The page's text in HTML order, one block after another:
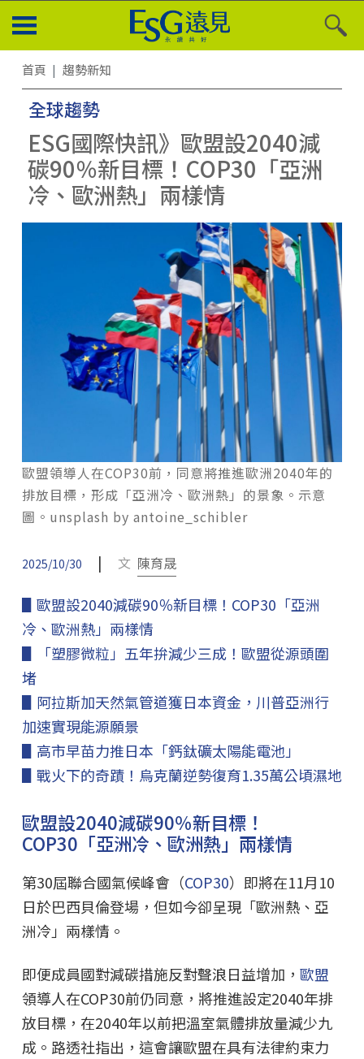
首頁 趨勢新知
全球趨勢
ESG國際快訊》歐盟設2040減
碳90％新目標！COP30「亞洲
冷、歐洲熱」兩樣情
歐盟領導人在COP30前，同意將推進歐洲2040年的
排放目標，形成「亞洲冷、歐洲熱」的景象。示意
圖。unsplash by antoine_schibler
2025/10/30 | 文 陳育晟
▋歐盟設2040減碳90％新目標！COP30「亞洲
冷、歐洲熱」兩樣情
▋「塑膠微粒」五年拚減少三成！歐盟從源頭圍
堵
▋阿拉斯加天然氣管道獲日本資金，川普亞洲行
加速實現能源願景
▋高市早苗力推日本「鈣鈦礦太陽能電池」
▋戰火下的奇蹟！烏克蘭逆勢復育1.35萬公頃濕地
歐盟設2040減碳90％新目標！
COP30「亞洲冷、歐洲熱」兩樣情
第30屆聯合國氣候峰會（COP30）即將在11月10
日於巴西貝倫登場，但如今卻呈現「歐洲熱、亞
洲冷」兩樣情。
即便成員國對減碳措施反對聲浪日益增加， 歐盟
領導人在COP30前仍同意，將推進設定2040年排
放目標，在2040年以前把溫室氣體排放量減少九
成。路透社指出，這會讓歐盟在具有法律約束力